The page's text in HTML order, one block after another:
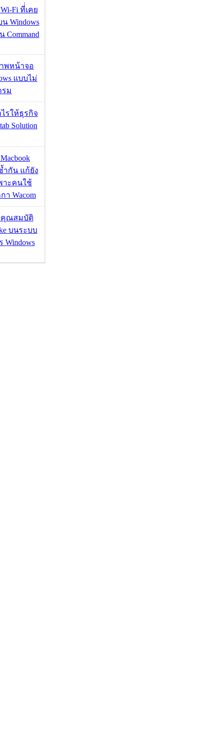
Fi ที่่เคย
Windows
Command
พหน้าจอ
แบบไม่
รม
รให้ธุรกิจ
Solution
ำกัน แก้ยัง
าะคนใช้
า Wacom
คุณสมบัติ
บนระบบ
Windows